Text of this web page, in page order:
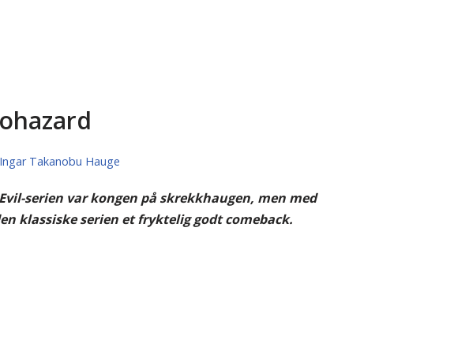
Ingar Takanobu Hauge
serien var kongen på skrekkhaugen, men med
klassiske serien et fryktelig godt comeback.